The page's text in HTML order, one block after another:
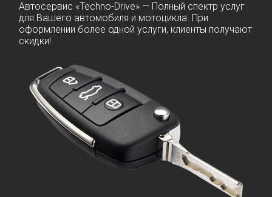
Автосервис «Techno-Drive» — Полный спектр услуг
для Вашего автомобиля и мотоцикла. При
оформлении более одной услуги, клиенты получают
скидки!